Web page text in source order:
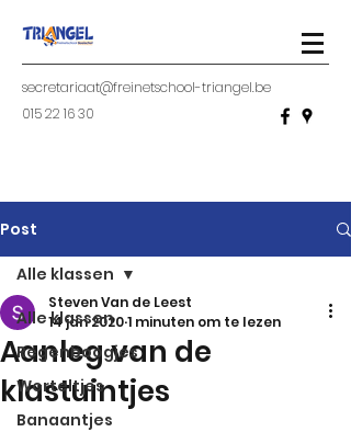
secretariaat@freinetschool-triangel.be
015 22 16 30
Post
Alle klassen
Regenboogjes
Worteltjes
Banaantjes
Alle klassen
Aanleg van de
klastuintjes
Steven Van de Leest
14 jan 20201 minuten om te lezen